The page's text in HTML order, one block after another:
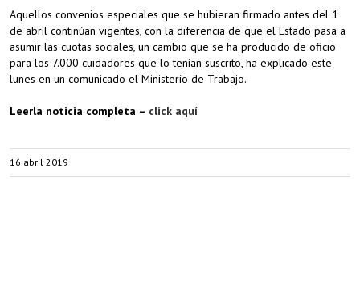
Aquellos convenios especiales que se hubieran firmado antes del 1
de abril continúan vigentes, con la diferencia de que el Estado pasa a
asumir las cuotas sociales, un cambio que se ha producido de oficio
para los 7.000 cuidadores que lo tenían suscrito, ha explicado este
lunes en un comunicado el Ministerio de Trabajo.
Leerla noticia completa – click aquí
16 abril 2019